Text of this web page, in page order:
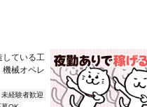
している工
械オペレ
未経験者歓迎